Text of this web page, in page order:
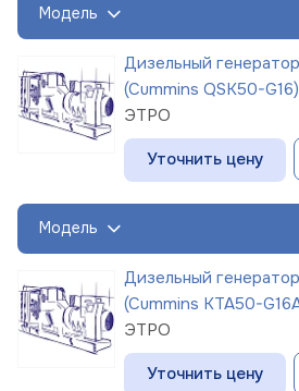
Модель
Дизельный
(Cummins QSK50-G16)
ЭТРО
Уточнить цену
Модель
Дизельный
(Cummins KTA50-
ЭТРО
Уточнить цену